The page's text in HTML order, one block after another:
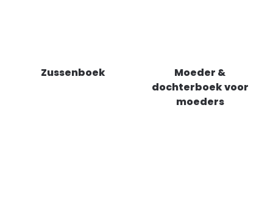
Zussenboek
Moeder &
dochterboek voor
moeders